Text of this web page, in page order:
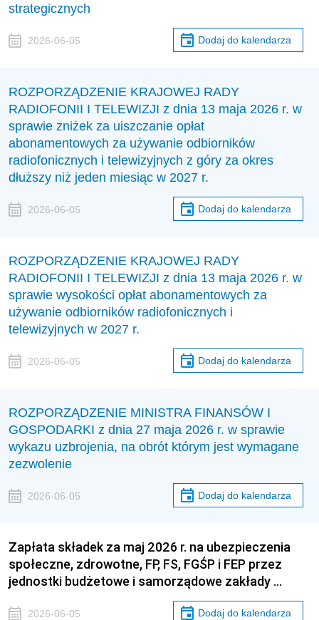
strategicznych
2026-06-05 Dodaj do kalendarza
ROZPORZĄDZENIE KRAJOWEJ RADY
RADIOFONII I TELEWIZJI z dnia 13 maja 2026 r. w
sprawie zniżek za uiszczanie opłat
abonamentowych za używanie odbiorników
radiofonicznych i telewizyjnych z góry za okres
dłuższy niż jeden miesiąc w 2027 r.
2026-06-05 Dodaj do kalendarza
ROZPORZĄDZENIE KRAJOWEJ RADY
RADIOFONII I TELEWIZJI z dnia 13 maja 2026 r. w
sprawie wysokości opłat abonamentowych za
używanie odbiorników radiofonicznych i
telewizyjnych w 2027 r.
2026-06-05 Dodaj do kalendarza
ROZPORZĄDZENIE MINISTRA FINANSÓW I
GOSPODARKI z dnia 27 maja 2026 r. w sprawie
wykazu uzbrojenia, na obrót którym jest wymagane
zezwolenie
2026-06-05 Dodaj do kalendarza
Zapłata składek za maj 2026 r. na ubezpieczenia
społeczne, zdrowotne, FP, FS, FGŚP i FEP przez
jednostki budżetowe i samorządowe zakłady …
2026-06-05 Dodaj do kalendarza